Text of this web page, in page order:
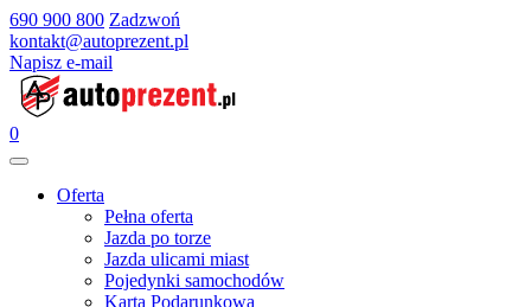
690 900 800 Zadzwoń
kontakt@autoprezent.pl
Napisz e-mail
0
Oferta
Pełna oferta
Jazda po torze
Jazda ulicami miast
Pojedynki samochodów
Karta Podarunkowa